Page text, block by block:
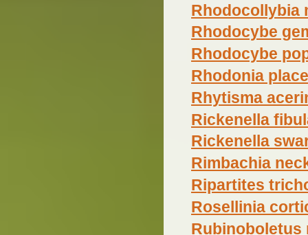
Rhodocollybia
Rhodocybe
Rhodocybe
Rhodonia
Rhytisma
Rickenella
Rickenella
Rimbachia
Ripartites
Rosellinia
Rubinoboletus